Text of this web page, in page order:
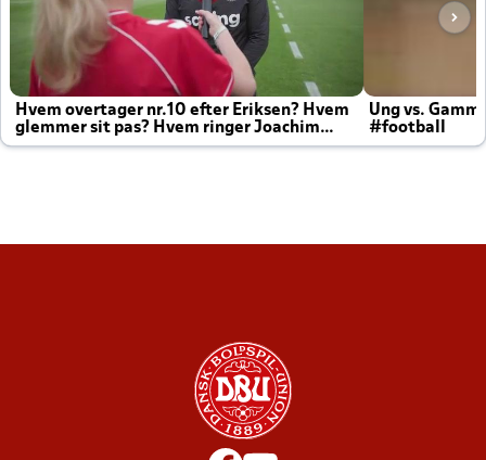
Hvem overtager nr.10 efter Eriksen? Hvem
glemmer sit pas? Hvem ringer Joachim
altid til efter kampe?
Ung vs.
#football